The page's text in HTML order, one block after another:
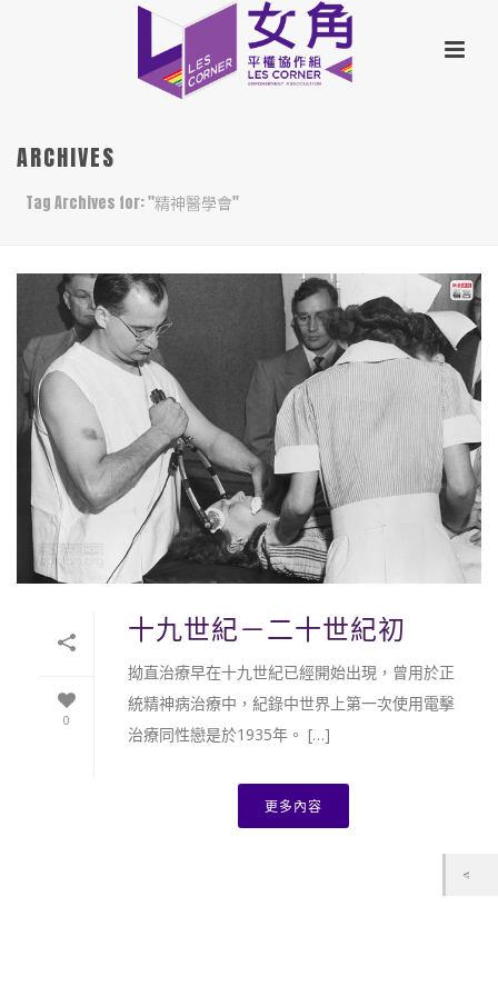
ARCHIVES
Tag Archives for: "精神醫學會"
0
十九世紀－二十世紀初
拗直治療早在十九世紀已經開始出現，曾用於正
統精神病治療中，紀錄中世界上第一次使用電擊
治療同性戀是於1935年。 […]
更多內容